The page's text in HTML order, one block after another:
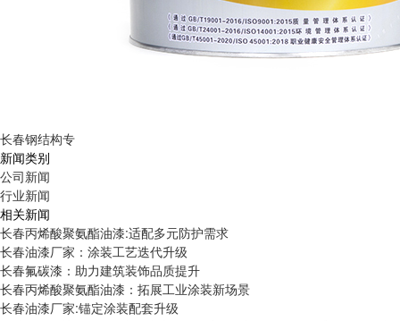
长春钢结构专
新闻类别
公司新闻
行业新闻
相关新闻
长春丙烯酸聚氨酯油漆:适配多元防护需求
长春油漆厂家：涂装工艺迭代升级
长春氟碳漆：助力建筑装饰品质提升
长春丙烯酸聚氨酯油漆：拓展工业涂装新场景
长春油漆厂家:锚定涂装配套升级